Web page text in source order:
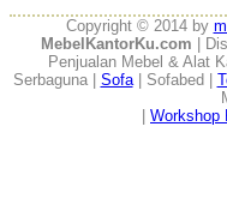
Copyright © 2014 by
MebelKantorKu.com |
Penjualan Mebel & Alat
Serbaguna | Sofa| Sofabed |
Workshop